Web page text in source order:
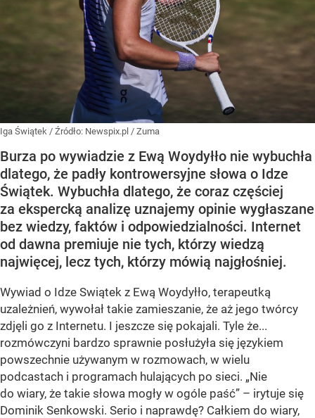
Iga Świątek / Źródło: Newspix.pl / Zuma
Burza po wywiadzie z Ewą Woydyłło nie wybuchła
dlatego, że padły kontrowersyjne słowa o Idze
Świątek. Wybuchła dlatego, że coraz częściej
za ekspercką analizę uznajemy opinie wygłaszane
bez wiedzy, faktów i odpowiedzialności. Internet
od dawna premiuje nie tych, którzy wiedzą
najwięcej, lecz tych, którzy mówią najgłośniej.
Wywiad o Idze Swiątek z Ewą Woydyłło, terapeutką
uzależnień, wywołał takie zamieszanie, że aż jego twórcy
zdjęli go z Internetu. I jeszcze się pokajali. Tyle że...
rozmówczyni bardzo sprawnie posłużyła się językiem
powszechnie używanym w rozmowach, w wielu
podcastach i programach hulających po sieci. „Nie
do wiary, że takie słowa mogły w ogóle paść” – irytuje się
Dominik Senkowski. Serio i naprawdę? Całkiem do wiary,